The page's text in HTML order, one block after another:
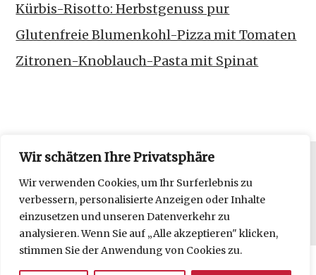
Wir schätzen Ihre Privatsphäre
Wir verwenden Cookies, um Ihr Surferlebnis zu
verbessern, personalisierte Anzeigen oder Inhalte
einzusetzen und unseren Datenverkehr zu
analysieren. Wenn Sie auf „Alle akzeptieren" klicken,
stimmen Sie der Anwendung von Cookies zu.
Kürbis-Risotto: Herbstgenuss pur
Glutenfreie Blumenkohl-Pizza mit Tomaten
Zitronen-Knoblauch-Pasta mit Spinat
Datenschutzerklärung
Impressum
Copyright © 2026 frl moonstruck kocht.